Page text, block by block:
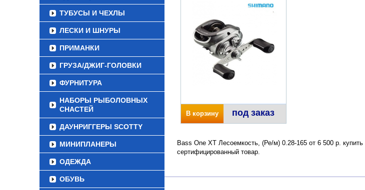
ТУБУСЫ И ЧЕХЛЫ
ЛЕСКИ И ШНУРЫ
ПРИМАНКИ
ГРУЗА/ДЖИГ-ГОЛОВКИ
ФУРНИТУРА
НАБОРЫ РЫБОЛОВНЫХ
СНАСТЕЙ
ДАУНРИГГЕРЫ SCOTTY
МИНИПЛАНЕРЫ
ОДЕЖДА
ОБУВЬ
В корзину под заказ
Bass One XT Лесоемкость, (Ре/м) 0.28-165 от 6 500 р.
сертифицированный товар.